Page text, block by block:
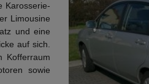
Karosserie-
Limousine
und eine
auf sich.
Kofferraum
sowie